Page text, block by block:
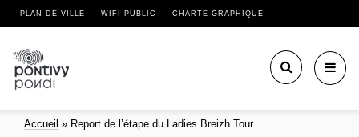
PLAN DE VILLE WIFI PUBLIC CHARTE GRAPHIQUE
Accueil » Report de l’étape du Ladies Breizh Tour